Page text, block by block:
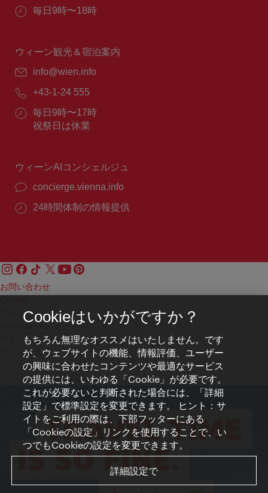
営
間：
毎日9時〜18時
ウィーン観光＆宿泊案内
E
ー
ル：
info@wien.info
電
番
号：
+43-1-24 555
営
業
毎日9時〜17時
祝祭日は休業
ウィーンAIコンシェルジュ
concierge.vienna.info
24時間体制の情報提供
お問い合わせ
プライバシーポリシー
アクセシビリティ
プレス連絡先
クッキーの設定
© Copyright WienTourismus
Cookieはいかがですか？
もちろん無理なオススメはいたしません。です
が、ウェブサイトの機能、情報評価、ユーザー
の興味に合わせたコンテンツや最適なサービス
の提供には、いわゆる「Cookie」が必要です。
これが必要ないと判断された場合には、「詳細
設定」で標準設定を変更できます。 ヒント：サ
イトをご利用の際は、下部フッターにある
「Cookieの設定」リンクを使用することで、い
つでもCookieの設定を変更できます。
詳細設定で